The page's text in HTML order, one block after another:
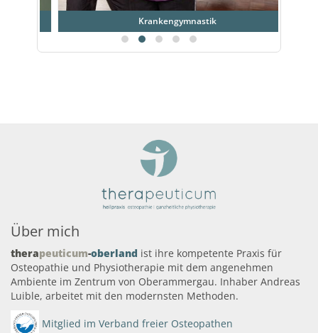
Krankengymnastik
Über mich
therapeuticum-oberland ist ihre kompetente Praxis für
Osteopathie und Physiotherapie mit dem angenehmen
Ambiente im Zentrum von Oberammergau. Inhaber Andreas
Luible, arbeitet mit den modernsten Methoden.
Mitglied im Verband freier Osteopathen